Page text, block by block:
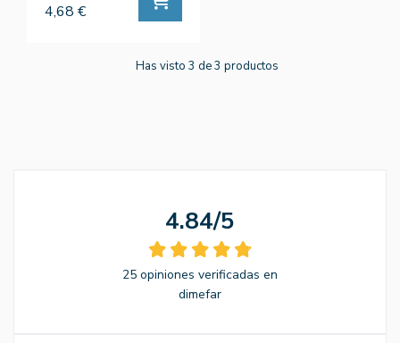
4,68 €
Has visto 3 de 3 productos
4.84/5
25 opiniones verificadas en
dimefar